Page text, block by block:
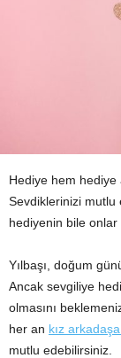
Hediye hem hediye
Sevdiklerinizi mutlu
hediyenin bile onlar
Yılbaşı, doğum
Ancak sevgiliye
olmasını
her an kız
mutlu edebilirsiniz.